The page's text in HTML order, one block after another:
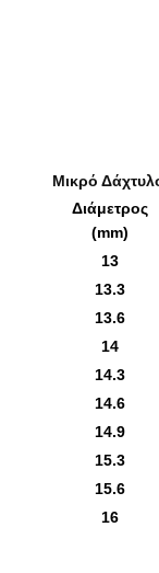
Μικρό
Διάμετρος
(mm)
13
13.3
13.6
14
14.3
14.6
14.9
15.3
15.6
16